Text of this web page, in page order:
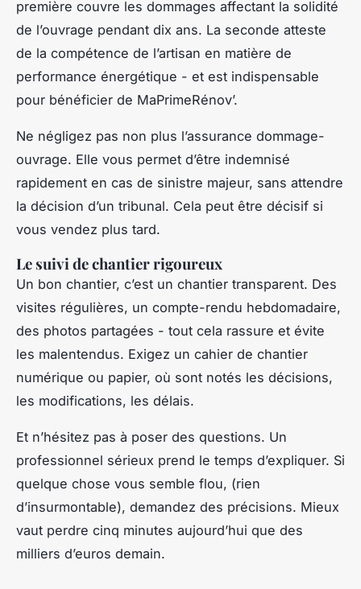
première couvre les dommages affectant la solidité
de l’ouvrage pendant dix ans. La seconde atteste
de la compétence de l’artisan en matière de
performance énergétique - et est indispensable
pour bénéficier de MaPrimeRénov’.
Ne négligez pas non plus l’assurance dommage-
ouvrage. Elle vous permet d’être indemnisé
rapidement en cas de sinistre majeur, sans attendre
la décision d’un tribunal. Cela peut être décisif si
vous vendez plus tard.
Le suivi de chantier rigoureux
Un bon chantier, c’est un chantier transparent. Des
visites régulières, un compte-rendu hebdomadaire,
des photos partagées - tout cela rassure et évite
les malentendus. Exigez un cahier de chantier
numérique ou papier, où sont notés les décisions,
les modifications, les délais.
Et n’hésitez pas à poser des questions. Un
professionnel sérieux prend le temps d’expliquer. Si
quelque chose vous semble flou, (rien
d’insurmontable), demandez des précisions. Mieux
vaut perdre cinq minutes aujourd’hui que des
milliers d’euros demain.